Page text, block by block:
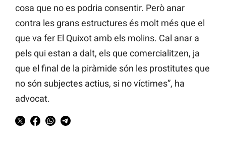
cosa que no es podria consentir. Però anar
contra les grans estructures és molt més que el
que va fer El Quixot amb els molins. Cal anar a
pels qui estan a dalt, els que comercialitzen, ja
que el final de la piràmide són les prostitutes que
no són subjectes actius, si no víctimes”, ha
advocat.